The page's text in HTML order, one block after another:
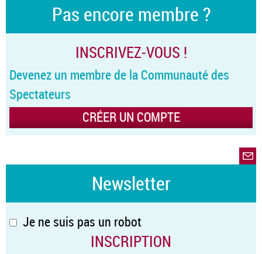
Pas encore membre ?
INSCRIVEZ-VOUS !
Devenez un membre de la Communauté des
Spectateurs
CRÉER UN COMPTE
Newsletter
Je ne suis pas un robot
INSCRIPTION